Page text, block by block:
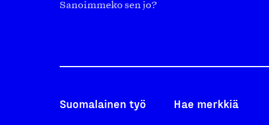
Sanoimmeko sen jo?
Suomalainen työ Hae merkkiä